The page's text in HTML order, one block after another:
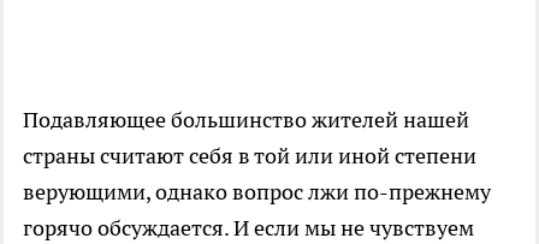
Подавляющее большинство жителей нашей
страны считают себя в той или иной степени
верующими, однако вопрос лжи по-прежнему
горячо обсуждается. И если мы не чувствуем